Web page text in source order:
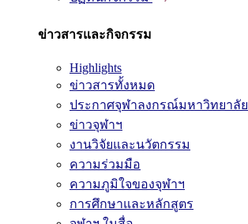
ข่าวสารและกิจกรรม
Highlights
ข่าวสารทั้งหมด
ประกาศจุฬาลงกรณ์มหาวิทยาลัย
ข่าวจุฬาฯ
งานวิจัยและนวัตกรรม
ความร่วมมือ
ความภูมิใจของจุฬาฯ
การศึกษาและหลักสูตร